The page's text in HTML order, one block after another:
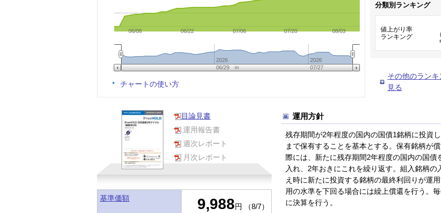
06/08 06/22 07/06 07/20 08/03
2026
06/29
2026
07/27
チャートの使い方
分類別ランキング
値上がり率
ランキング
その他のランキ
見る
目論見書
運用報告書
週次レポート
月次レポート
基準価額 9,988円 （8/7）
運用方針
残存期間が2年程度の国内の国債1銘柄に投資
まで保有することを基本とする。保有銘柄が
際には、新たに残存期間2年程度の国内の国債
入れ、2年おきにこれを繰り返す。組入銘柄の
え時に新たに投資する銘柄の最終利回りが運
用の水準を下回る場合には繰上償還を行う。毎
に決算を行う。